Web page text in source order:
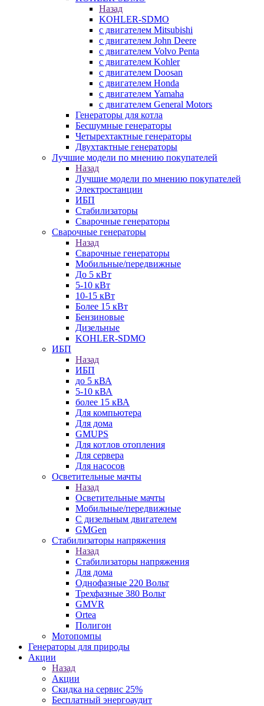
Назад
KOHLER-SDMO
с двигателем Mitsubishi
с двигателем John Deere
с двигателем Volvo Penta
с двигателем Kohler
с двигателем Doosan
с двигателем Honda
с двигателем Yamaha
с двигателем General Motors
Генераторы для котла
Бесшумные генераторы
Четырехтактные генераторы
Двухтактные генераторы
Лучшие модели по мнению покупателей
Назад
Лучшие модели по мнению покупателей
Электростанции
ИБП
Стабилизаторы
Сварочные генераторы
Сварочные генераторы
Назад
Сварочные генераторы
Мобильные/передвижные
До 5 кВт
5-10 кВт
10-15 кВт
Более 15 кВт
Бензиновые
Дизельные
KOHLER-SDMO
ИБП
Назад
ИБП
до 5 кВА
5-10 кВА
более 15 кВА
Для компьютера
Для дома
GMUPS
Для котлов отопления
Для сервера
Для насосов
Осветительные мачты
Назад
Осветительные мачты
Мобильные/передвижные
С дизельным двигателем
GMGen
Стабилизаторы напряжения
Назад
Стабилизаторы напряжения
Для дома
Однофазные 220 Вольт
Трехфазные 380 Вольт
GMVR
Ortea
Полигон
Мотопомпы
Генераторы для природы
Акции
Назад
Акции
Скидка на сервис 25%
Бесплатный энергоаудит